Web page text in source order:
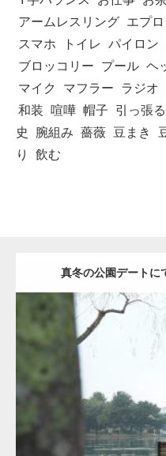
アームレスリング エプ
スマホ
トイレ パイロン
ブロッコリー
プール ヘ
マイク
マフラー ラジオ
和装
喧嘩 帽子 引っ張る
史
腕組み 薔薇 豆まき
り
飲む
真冬の公園デートに
公園のマッチョ
ダウンロード